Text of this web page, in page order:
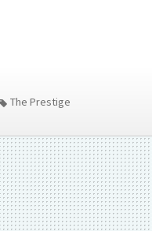
The Prestige